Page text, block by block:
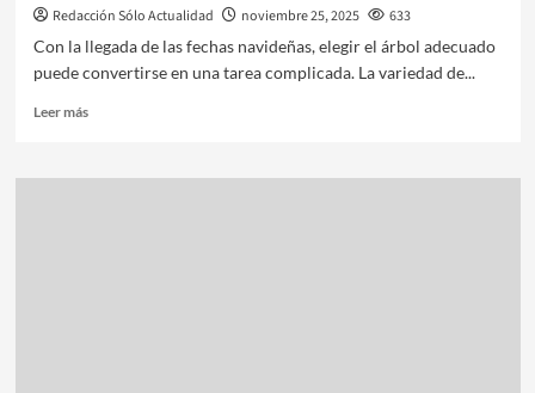
Redacción Sólo Actualidad noviembre 25, 2025
633
Con la llegada de las fechas navideñas, elegir el árbol adecuado
puede convertirse en una tarea complicada. La variedad de...
Leer más